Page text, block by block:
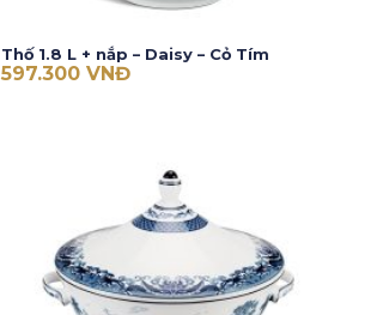
Thố 1.8 L + nắp – Daisy – Cỏ Tím
597.300 VNĐ